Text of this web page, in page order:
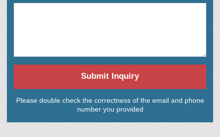
Submit Inquiry
Please double check the correctness of the email and phone
number you provided